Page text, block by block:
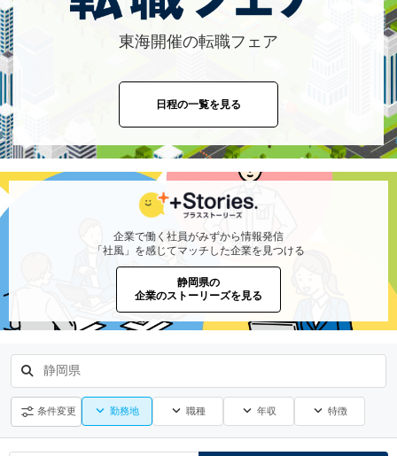
東海開催の転職フェア
日程の一覧を見る
企業で働く社員がみずから情報発信
「社風」を感じてマッチした企業を見つける
静岡県の
企業のストーリーズを見る
静岡県
条件変更 勤務地 職種 年収 特徴